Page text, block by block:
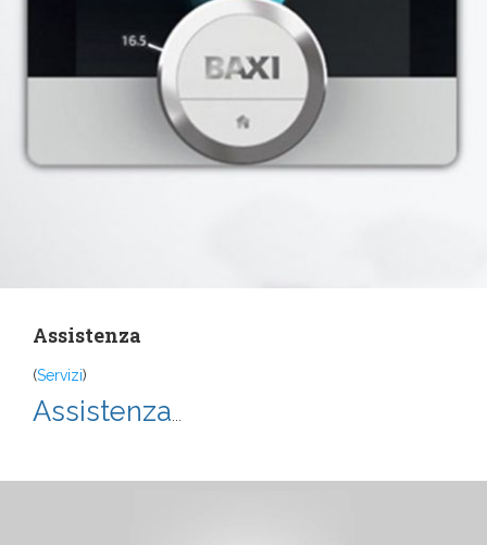
Assistenza
(Servizi)
Assistenza